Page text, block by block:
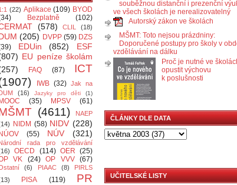
(22) Aplikace (109) BYOD
Bezplatně (102)
(578) CLIL (18)
(205) DVPP (59) DZS
EDUin (852)
ESF
EU peníze školám
FAQ (87)
ICT
IWB (32) Jak na
(16) Jazyky pro děti (1)
MOOC (35) MPSV (61)
(4611)
NAEP
NIDM (58) NIDV (228)
NÚOV (55) NÚV (321)
rada pro vzdělávání
OECD (114) OER (25)
VK
(24) OP VVV (67)
(6) PIAAC (8)
PIRLS
PISA (119)
PR
souběžnou distanční i prezenční
ve všech školách je nerealizovatelný
Autorský zákon ve školách
MŠMT: Toto nejsou prázdniny:
Doporučené postupy pro školy v
vzdělávání na dálku
Proč je nutné ve
opustit výchovu
k poslušnosti
ČLÁNKY DLE DATA
UČITELSKÉ LISTY